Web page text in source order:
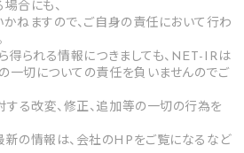
合にも、
ねますので、ご自身の責任において行わ
得られる情報につきましても、NET-IRは
一切についての責任を負いませんのでご
する改変、修正、追加等の一切の行為を
の情報は、会社のHPをご覧になるなど